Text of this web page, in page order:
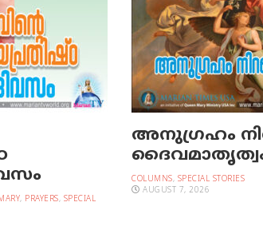
, PRAYERS, SPECIAL
അനുഗ്രഹം
COLUMNS, SPECIAL STORIES
AUGUST 7, 2026